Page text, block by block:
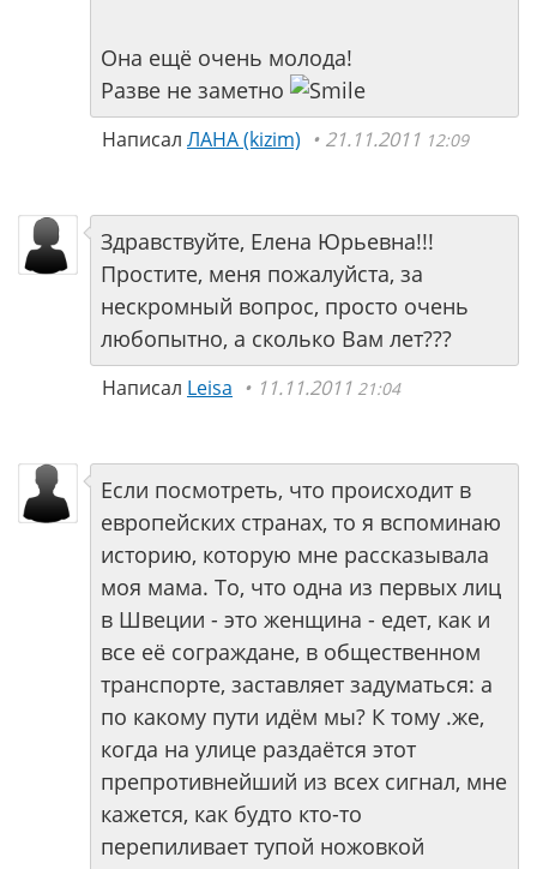
Она ещё очень молода!
Разве не заметно
Написал ЛАНА (kizim) 21.11.2011 12:09
Здравствуйте, Елена Юрьевна!!!
Простите, меня пожалуйста, за
нескромный вопрос, просто очень
любопытно, а сколько Вам лет???
Написал Leisa 11.11.2011 21:04
Если посмотреть, что происходит в
европейских странах, то я вспоминаю
историю, которую мне рассказывала
моя мама. То, что одна из первых лиц
в Швеции - это женщина - едет, как и
все её сограждане, в общественном
транспорте, заставляет задуматься: а
по какому пути идём мы? К тому .же,
когда на улице раздаётся этот
препротивнейший из всех сигнал, мне
кажется, как будто кто-то
перепиливает тупой ножовкой